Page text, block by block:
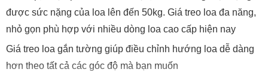
được sức nặng của loa lên đến 50kg. Giá treo loa đa năng,
nhỏ gọn phù hợp với nhiều dòng loa cao cấp hiện nay
Giá treo loa gắn tường giúp điều chỉnh hướng loa dễ dàng
hơn theo tất cả các góc độ mà bạn muốn